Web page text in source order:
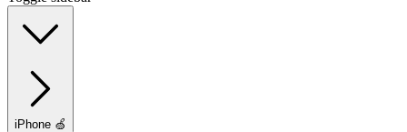
iPhone 🍏